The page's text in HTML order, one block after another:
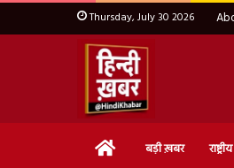
Thursday, July 30 2026
Home बड़ी ख़बर राष्ट्रीय